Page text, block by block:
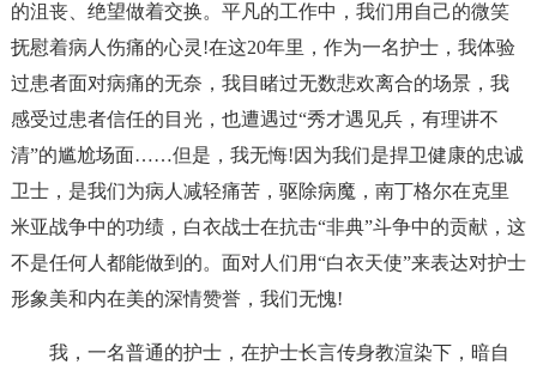
的沮丧、绝望做着交换。平凡的工作中，我们用自己的微笑
抚慰着病人伤痛的心灵!在这20年里，作为一名护士，我体验
过患者面对病痛的无奈，我目睹过无数悲欢离合的场景，我
感受过患者信任的目光，也遭遇过“秀才遇见兵，有理讲不
清”的尴尬场面……但是，我无悔!因为我们是捍卫健康的忠诚
卫士，是我们为病人减轻痛苦，驱除病魔，南丁格尔在克里
米亚战争中的功绩，白衣战士在抗击“非典”斗争中的贡献，这
不是任何人都能做到的。面对人们用“白衣天使”来表达对护士
形象美和内在美的深情赞誉，我们无愧!
我，一名普通的护士，在护士长言传身教渲染下，暗自